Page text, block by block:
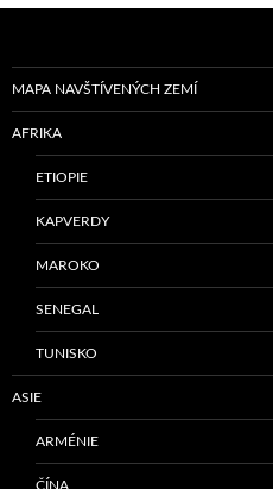
MAPA NAVŠTÍVENÝCH ZEMÍ
AFRIKA
ETIOPIE
KAPVERDY
MAROKO
SENEGAL
TUNISKO
ASIE
ARMÉNIE
ČÍNA